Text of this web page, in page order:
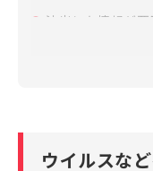
流出した情報が悪
アカウントの
ウイルスな